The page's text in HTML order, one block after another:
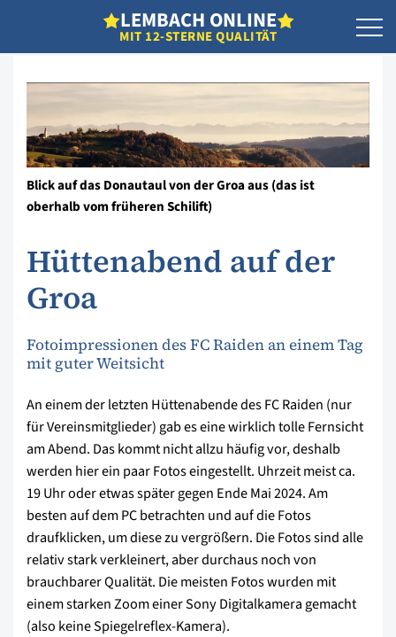
LEMBACH ONLINE
MIT 12-STERNE QUALITÄT
Blick auf das Donautaul von der Groa aus (das ist
oberhalb vom früheren Schilift)
Hüttenabend auf der
Groa
Fotoimpressionen des FC Raiden an einem Tag
mit guter Weitsicht
An einem der letzten Hüttenabende des FC Raiden (nur
für Vereinsmitglieder) gab es eine wirklich tolle Fernsicht
am Abend. Das kommt nicht allzu häufig vor, deshalb
werden hier ein paar Fotos eingestellt. Uhrzeit meist ca.
19 Uhr oder etwas später gegen Ende Mai 2024. Am
besten auf dem PC betrachten und auf die Fotos
draufklicken, um diese zu vergrößern. Die Fotos sind alle
relativ stark verkleinert, aber durchaus noch von
brauchbarer Qualität. Die meisten Fotos wurden mit
einem starken Zoom einer Sony Digitalkamera gemacht
(also keine Spiegelreflex-Kamera).